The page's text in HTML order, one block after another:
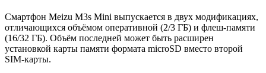
Смартфон Meizu M3s Mini выпускается в двух модификациях,
отличающихся объёмом оперативной (2/3 ГБ) и флеш-памяти
(16/32 ГБ). Объём последней может быть расширен
установкой карты памяти формата microSD вместо второй
SIM-карты.